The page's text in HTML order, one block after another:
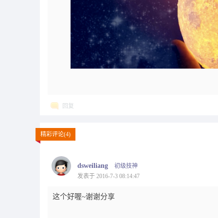
回复
精彩评论(4)
dsweiliang
初级技神
发表于 2016-7-3 08:14:47
这个好喔~谢谢分享